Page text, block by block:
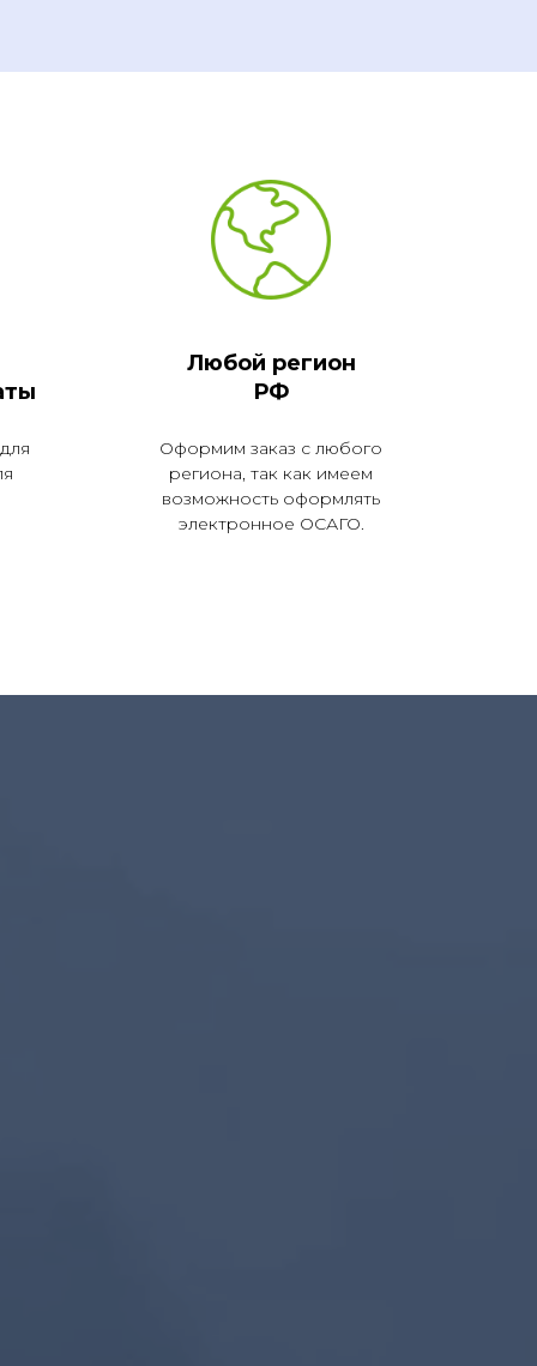
Любой регион
РФ
Оформим заказ с любого
региона, так как имеем
возможность оформлять
электронное ОСАГО.